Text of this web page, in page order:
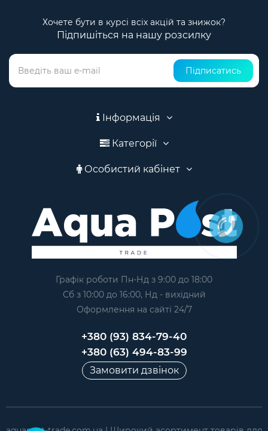
Хочете бути в курсі всіх акцій та знижок?
Підпишіться на нашу розсилку
Підписатись
Інформація
Категорії
Особистий кабінет
Графік роботи Пн-Нд з 9:00 до 18:00
Сб з 10:00 до 16:00, Нд - вихідний
Оформлення на сайтi 24/7
+380 (93) 834-79-40
+380 (63) 494-83-99
Замовити дзвінок